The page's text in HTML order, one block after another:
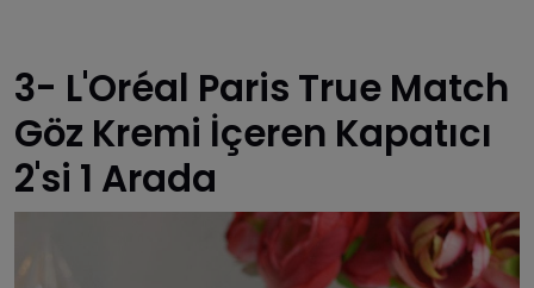
3- L'Oréal Paris True Match
Göz Kremi İçeren Kapatıcı
2'si 1 Arada